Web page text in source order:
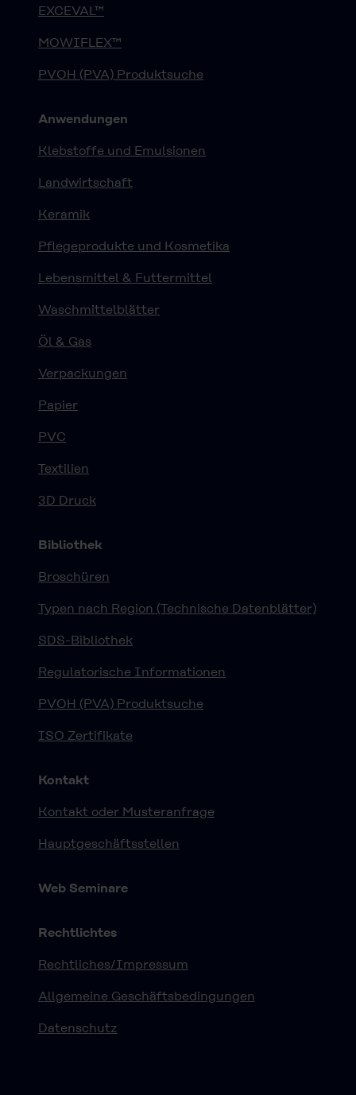
EXCEVAL™
MOWIFLEX™
PVOH (PVA) Produktsuche
Anwendungen
Klebstoffe und Emulsionen
Landwirtschaft
Keramik
Pflegeprodukte und Kosmetika
Lebensmittel & Futtermittel
Waschmittelblätter
Öl & Gas
Verpackungen
Papier
PVC
Textilien
3D Druck
Bibliothek
Broschüren
Typen nach Region (Technische Datenblätter)
SDS-Bibliothek
Regulatorische Informationen
PVOH (PVA) Produktsuche
ISO Zertifikate
Kontakt
Kontakt oder Musteranfrage
Hauptgeschäftsstellen
Web Seminare
Rechtlichtes
Rechtliches/Impressum
Allgemeine Geschäftsbedingungen
Datenschutz